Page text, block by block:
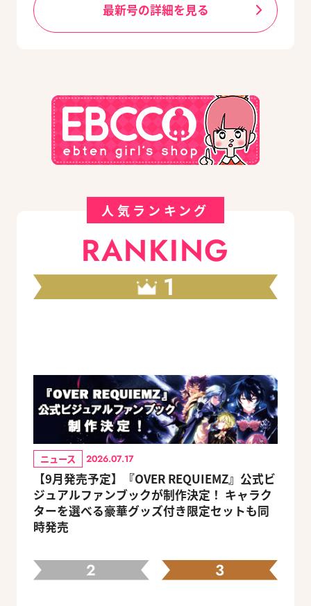
最新号の詳細を見る
人気ランキング
RANKING
1
ニュース 2026.07.17
【9月発売予定】『OVER REQUIEMZ』公式ビ
ジュアルファンブックが制作決定！ キャラク
ターを選べる豪華グッズ付き限定セットも同
時発売
2 3